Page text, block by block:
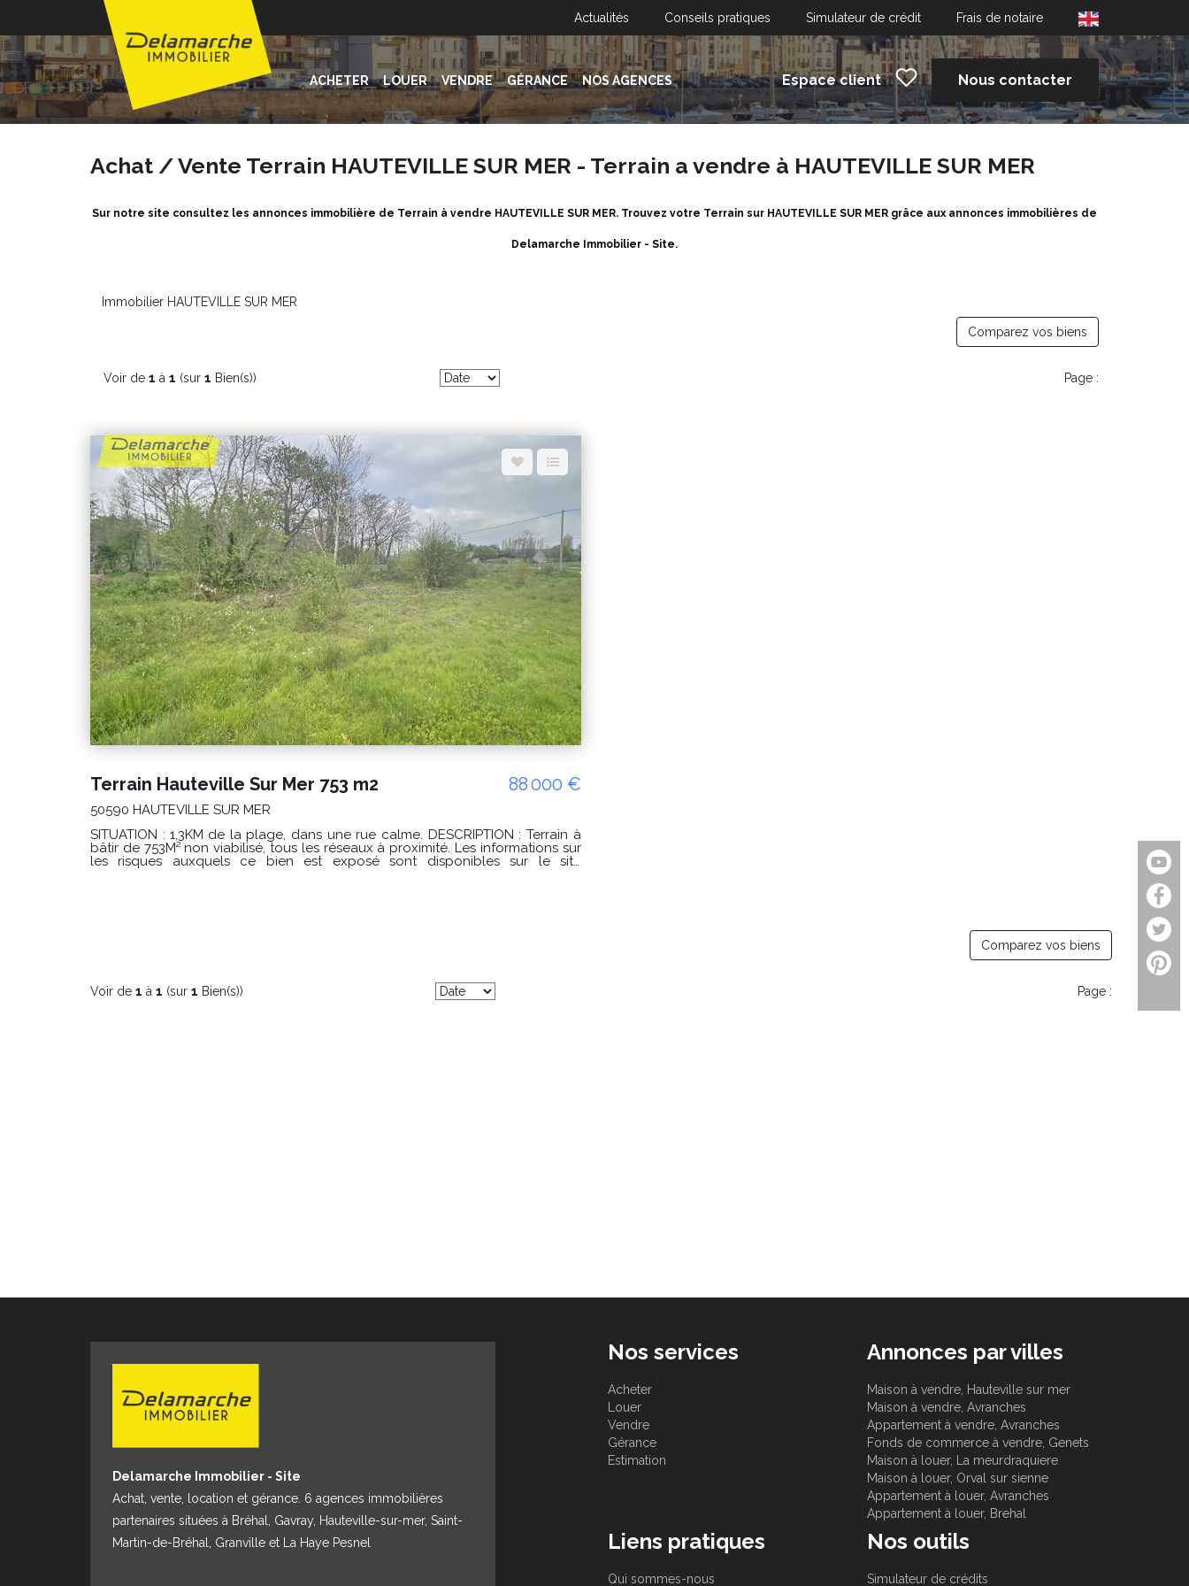
Actualités Conseils pratiques Simulateur de crédit Frais de notaire
ACHETER LOUER VENDRE GÉRANCE NOS AGENCES Espace client Nous contacter
Achat / Vente Terrain HAUTEVILLE SUR MER - Terrain a vendre à HAUTEVILLE SUR MER
Sur notre site consultez les annonces immobilière de Terrain à vendre HAUTEVILLE SUR MER. Trouvez votre Terrain sur HAUTEVILLE SUR MER grâce aux annonces immobilières de
Delamarche Immobilier - Site.
Immobilier HAUTEVILLE SUR MER
Comparez vos biens
Voir de 1 à 1 (sur 1 Bien(s)) Page :
Terrain Hauteville Sur Mer 753 m2 88 000 €
50590 HAUTEVILLE SUR MER
SITUATION : 1,3KM de la plage, dans une rue calme. DESCRIPTION : Terrain à
bâtir de 753M² non viabilisé, tous les réseaux à proximité. Les informations sur
les risques auxquels ce bien est exposé sont disponibles sur le site
Comparez vos biens
Voir de 1 à 1 (sur 1 Bien(s)) Page :
Delamarche Immobilier - Site
Achat, vente, location et gérance. 6 agences immobilières
partenaires situées à Bréhal, Gavray, Hauteville-sur-mer, Saint-
Martin-de-Bréhal, Granville et La Haye Pesnel
Nos services
Acheter
Louer
Vendre
Gérance
Estimation
Annonces par villes
Maison à vendre, Hauteville sur mer
Maison à vendre, Avranches
Appartement à vendre, Avranches
Fonds de commerce à vendre, Genets
Maison à louer, La meurdraquiere
Maison à louer, Orval sur sienne
Appartement à louer, Avranches
Appartement à louer, Brehal
Liens pratiques
Qui sommes-nous
Nos outils
Simulateur de crédits